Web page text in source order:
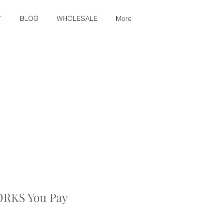
BLOG WHOLESALE More
You Pay